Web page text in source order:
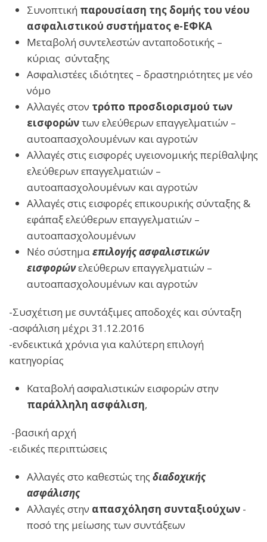
Συνοπτική παρουσίαση της δομής του νέου
ασφαλιστικού συστήματος e-ΕΦΚΑ
Μεταβολή συντελεστών ανταποδοτικής –
κύριας σύνταξης
Ασφαλιστέες ιδιότητες – δραστηριότητες με νέο
νόμο
Αλλαγές στον τρόπο προσδιορισμού των
εισφορώντων ελεύθερων επαγγελματιών –
αυτοαπασχολουμένων και αγροτών
Αλλαγές στις εισφορές υγειονομικής περίθαλψης
ελεύθερων επαγγελματιών –
αυτοαπασχολουμένων και αγροτών
Αλλαγές στις εισφορές επικουρικής σύνταξης &
εφάπαξ ελεύθερων επαγγελματιών –
αυτοαπασχολουμένων
Νέο σύστημαεπιλογής ασφαλιστικών
εισφορώνελεύθερων επαγγελματιών –
αυτοαπασχολουμένων και αγροτών
-Συσχέτιση με συντάξιμες αποδοχές και σύνταξη
-ασφάλιση μέχρι 31.12.2016
-ενδεικτικά χρόνια για καλύτερη επιλογή
κατηγορίας
Καταβολή ασφαλιστικών εισφορών στην
παράλληλη ασφάλιση,
-βασική αρχή
-ειδικές περιπτώσεις
Αλλαγές στο καθεστώς της διαδοχικής
ασφάλισης
Αλλαγές στην απασχόληση συνταξιούχων -
ποσό της μείωσης των συντάξεων